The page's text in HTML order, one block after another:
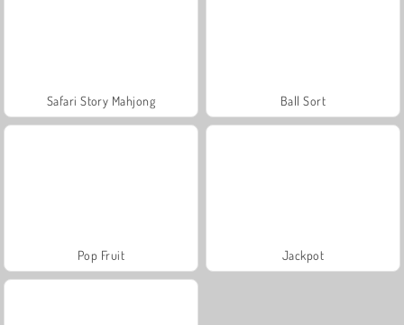
Safari Story Mahjong Ball Sort
Pop Fruit Jackpot